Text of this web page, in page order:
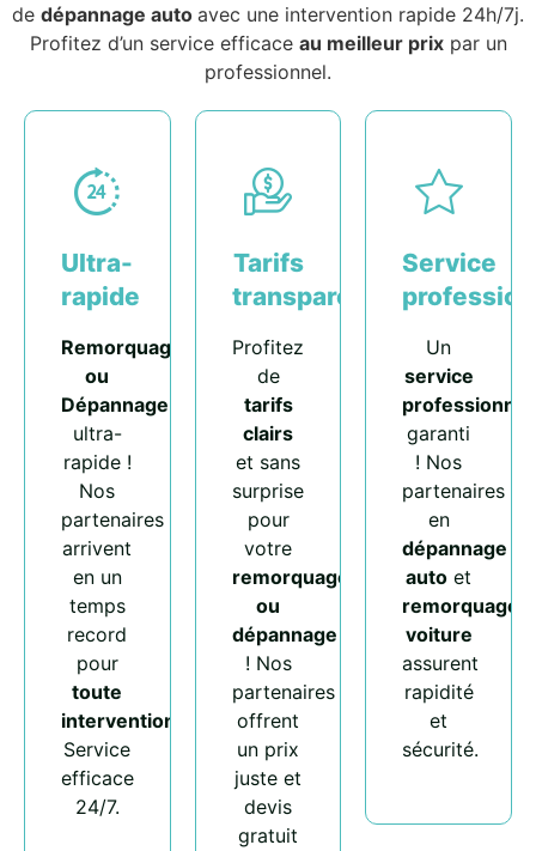
de dépannage auto avec une intervention rapide 24h/7j.
Profitez d’un service efficace au meilleur prixpar un
professionnel.
Ultra-
rapide
Remorquage
ou
Dépannage
ultra-
rapide !
Nos
partenaires
arrivent
en un
temps
record
pour
toute
intervention
Service
efficace
24/7.
Tarifs
transparents
Profitez
de
tarifs
clairs
et sans
surprise
pour
votre
remorquage
ou
dépannage
! Nos
partenaires
offrent
un prix
juste et
devis
gratuit
Service
Un
service
professionnel
garanti
! Nos
partenaires
en
dépannage
auto et
remorquage
voiture
assurent
rapidité
et
sécurité.